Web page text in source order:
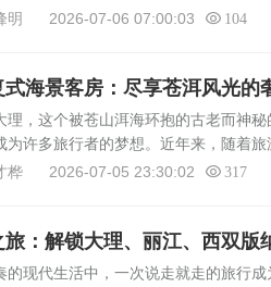
资源成为大理游客的热门目的地之一
明 2026-07-06 07:00:03 104
式海景客房：尽享苍洱风光的
理，这个被苍山洱海环抱的古老而神
为许多旅行者的梦想。近年来，随着
端海景客栈，其中复式客房更是成为
桦 2026-07-05 23:30:02 317
旅：解锁大理、丽江、西双版
的现代生活中，一次说走就走的旅行